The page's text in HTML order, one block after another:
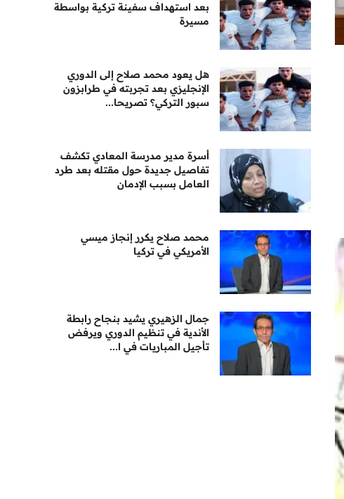
بعد استهداف سفينة تركية بواسطة
مسيرة
هل يعود محمد صلاح إلى الدوري
الإنجليزي بعد تجربته في طرابزون
سبور التركي؟ تصريحا...
أسرة مدير مدرسة المعادي تكشف
تفاصيل جديدة حول مقتله بعد طرد
العامل بسبب الإدمان
محمد صلاح يكرر إنجاز ميسي
الأمريكي في تركيا
جمال الزهيري يشيد بنجاح رابطة
الأندية في تنظيم الدوري ويرفض
تأجيل المباريات في ا...